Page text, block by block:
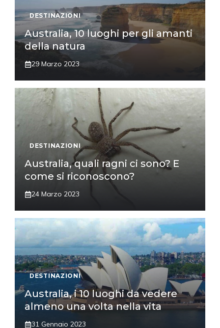
DESTINAZIONI
Australia, 10 luoghi per gli amanti
della natura
29 Marzo 2023
DESTINAZIONI
Australia, quali ragni ci sono? E
come si riconoscono?
24 Marzo 2023
DESTINAZIONI
Australia, i 10 luoghi da vedere
almeno una volta nella vita
31 Gennaio 2023